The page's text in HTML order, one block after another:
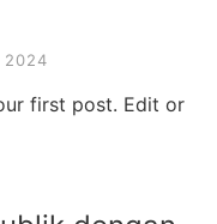
2024
first post. Edit or